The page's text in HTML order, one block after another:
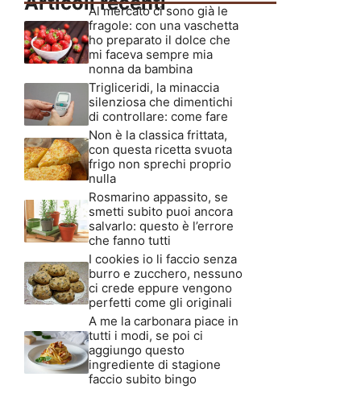
Al mercato ci sono già le
fragole: con una vaschetta
ho preparato il dolce che
mi faceva sempre mia
nonna da bambina
Trigliceridi, la minaccia
silenziosa che dimentichi
di controllare: come fare
Non è la classica frittata,
con questa ricetta svuota
frigo non sprechi proprio
nulla
Rosmarino appassito, se
smetti subito puoi ancora
salvarlo: questo è l’errore
che fanno tutti
I cookies io li faccio senza
burro e zucchero, nessuno
ci crede eppure vengono
perfetti come gli originali
A me la carbonara piace in
tutti i modi, se poi ci
aggiungo questo
ingrediente di stagione
faccio subito bingo